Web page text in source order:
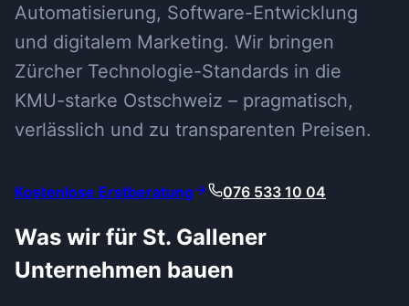
Automatisierung, Software-Entwicklung
und digitalem Marketing. Wir bringen
Zürcher Technologie-Standards in die
KMU-starke Ostschweiz – pragmatisch,
verlässlich und zu transparenten Preisen.
Kostenlose Erstberatung 076 533 10 04
Was wir für St. Gallener
Unternehmen bauen